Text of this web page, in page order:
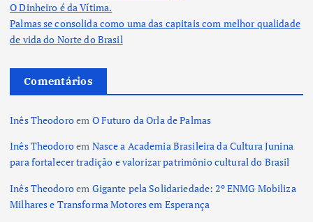
O Dinheiro é da Vítima.
Palmas se consolida como uma das capitais com melhor qualidade
de vida do Norte do Brasil
Comentários
Inês Theodoroem O Futuro da Orla de Palmas
Inês Theodoroem Nasce a Academia Brasileira da Cultura Junina
para fortalecer tradição e valorizar patrimônio cultural do Brasil
Inês Theodoroem Gigante pela Solidariedade: 2º ENMG Mobiliza
Milhares e Transforma Motores em Esperança